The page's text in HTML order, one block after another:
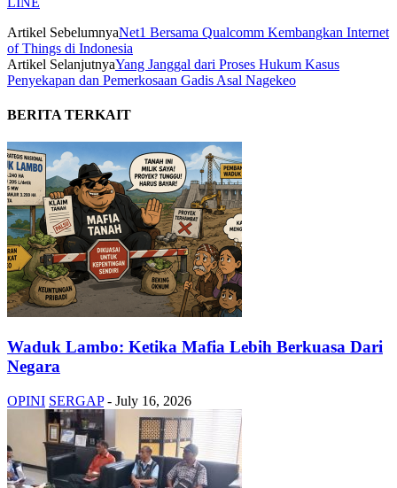
Artikel SebelumnyaNet1 Bersama Qualcomm Kembangkan Internet
of Things di Indonesia
Artikel SelanjutnyaYang Janggal dari Proses Hukum Kasus
Penyekapan dan Pemerkosaan Gadis Asal Nagekeo
BERITA TERKAIT
Waduk Lambo: Ketika Mafia Lebih Berkuasa Dari
Negara
OPINI SERGAP - July 16, 2026